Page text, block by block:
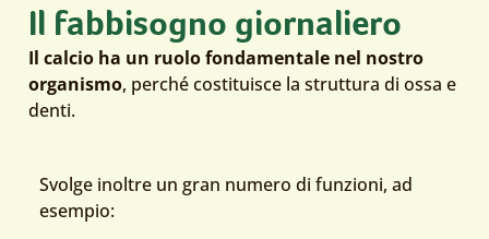
Il fabbisogno giornaliero
Il calcio ha un ruolo fondamentale nel nostro
organismo, perché costituisce la struttura di ossa e
denti.
Svolge inoltre un gran numero di funzioni, ad
esempio: